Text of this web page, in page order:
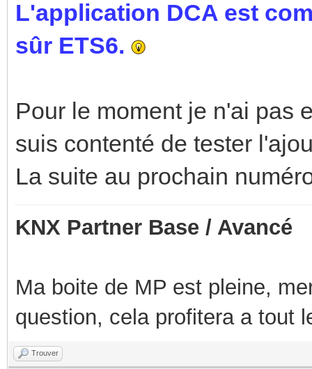
L'application DCA est
sûr ETS6.
Pour le moment je n'ai pas
suis contenté de tester
La suite au prochain
KNX Partner Base / Avancé
Ma boite de MP est pleine,
question, cela profitera a tout
Trouver